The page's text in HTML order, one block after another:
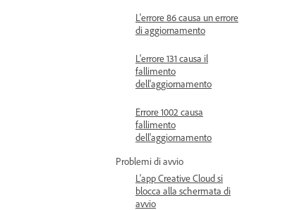
L'errore 86 causa un errore
di aggiornamento
L'errore 131 causa il
fallimento
dell'aggiornamento
Errore 1002 causa
fallimento
dell'aggiornamento
Problemi di avvio
L'app Creative Cloud si
blocca alla schermata di
avvio